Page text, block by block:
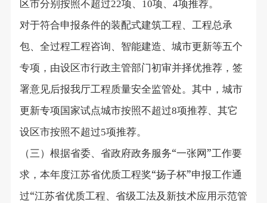
22 10 4
对于符合申报条件的装配式建筑工程、工程总承
包、全过程工程咨询、智能建造、城市更新等五个
专项，由设区市行政主管部门初审并择优推荐，签
署意见后报我厅工程质量安全监管处。其中，城市
更新专项国家试点城市按照不超过8项推荐、其它
设区市按照不超过5项推荐。
（三）根据省委、省政府政务服务“一张网”工作要
求，本年度江苏省优质工程奖“扬子杯”申报工作通
过“江苏省优质工程、省级工法及新技术应用示范管